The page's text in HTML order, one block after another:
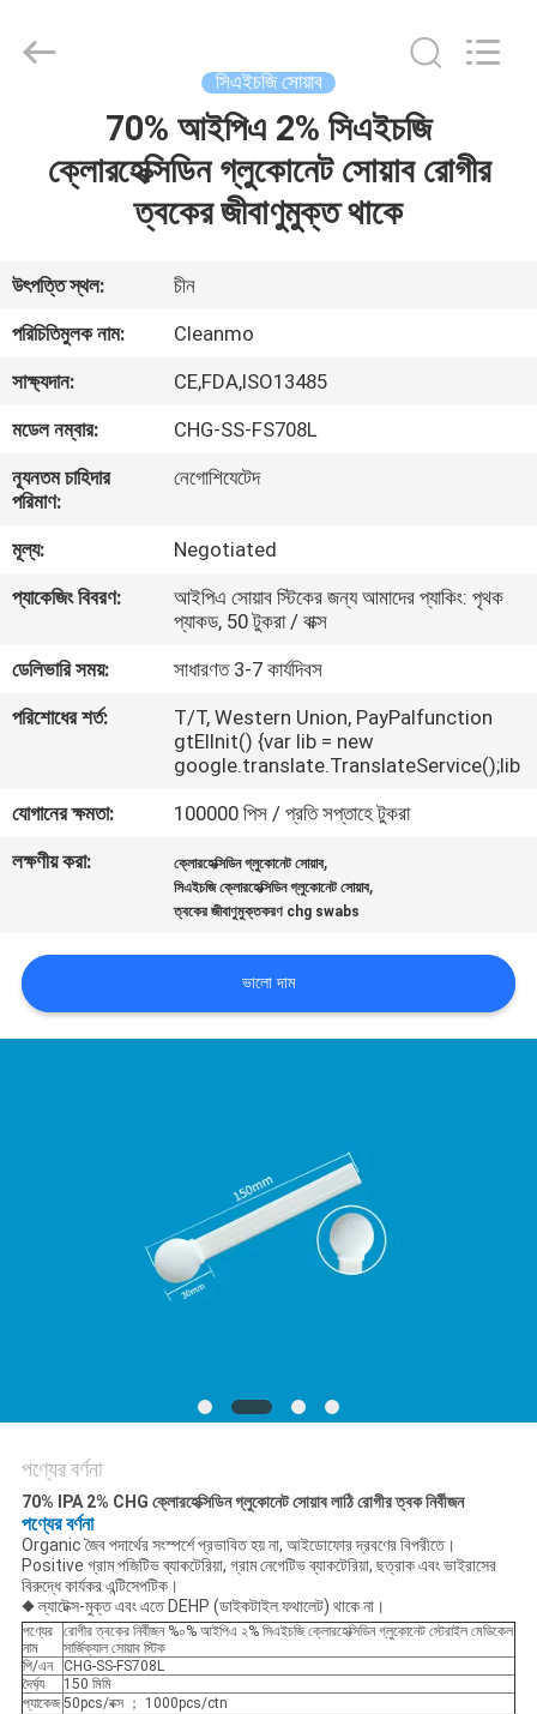
আমাদের
সম্পর্কে
কারখানা
ভ্রমণ
নিয়ন্ত্রণ
করুন
উদ্ধৃতির
জন্য
সাইট
ম্যাপ
সিএইচজি সোয়াব
70% আইপিএ 2% সিএইচজি
ক্লোরহেক্সিডিন গ্লুকোনেট সোয়াব রোগীর
ত্বকের জীবাণুমুক্ত থাকে
উৎপত্তি স্থল:
চীন
পরিচিতিমুলক নাম:
Cleanmo
সাক্ষ্যদান:
CE,FDA,ISO13485
মডেল নম্বার:
CHG-SS-FS708L
ন্যূনতম চাহিদার
পরিমাণ:
নেগোশিযেটেদ
মূল্য:
Negotiated
প্যাকেজিং বিবরণ:
আইপিএ সোয়াব স্টিকের জন্য আমাদের প্যাকিং: পৃথক
প্যাকড, 50 টুকরা / বাক্স
ডেলিভারি সময়:
সাধারণত 3-7 কার্যদিবস
পরিশোধের শর্ত:
T/T, Western Union, PayPalfunction
gtElInit() {var lib = new
google.translate.TranslateService();lib
যোগানের ক্ষমতা:
100000 পিস / প্রতি সপ্তাহে টুকরা
লক্ষণীয় করা:
ক্লোরহেক্সিডিন গ্লুকোনেট সোয়াব,
সিএইচজি ক্লোরহেক্সিডিন গ্লুকোনেট সোয়াব,
ত্বকের জীবাণুমুক্তকরণ chg swabs
ভালো দাম
পণ্যের বর্ণনা
70% IPA 2% CHG ক্লোরহেক্সিডিন গ্লুকোনেট সোয়াব লাঠি রোগীর ত্বক নির্বীজন
পণ্যের বর্ণনা
Organic জৈব পদার্থের সংস্পর্শে প্রভাবিত হয় না, আইডোফোর দ্রবণের বিপরীতে।
Positive গ্রাম পজিটিভ ব্যাকটেরিয়া, গ্রাম নেগেটিভ ব্যাকটেরিয়া, ছত্রাক এবং ভাইরাসের
বিরুদ্ধে কার্যকর এন্টিসেপটিক।
◆ ল্যাটেক্স-মুক্ত এবং এতে DEHP (ডাইকটাইল ফথালেট) থাকে না।
পণ্যের
নাম
রোগীর ত্বকের নির্বীজন %০% আইপিএ ২% সিএইচজি ক্লোরহেক্সিডিন গ্লুকোনেট স্টেরাইল মেডিকেল
সার্জিক্যাল সোয়াব স্টিক
পি/এন
CHG-SS-FS708L
দৈর্ঘ্য
150 মিমি
প্যাকেজ 50pcs/বক্স ； 1000pcs/ctn